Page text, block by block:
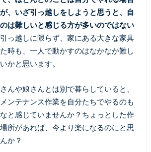
、いざ引っ越しをしようと思うと、自
は難しいと感じる方が多いのではない
っ越しに限らず、家にある大きな家具
時も、一人で動かすのはなかなか難し
かと思います。
んや娘さんとは別で暮らしていると、
ンテナンス作業を自分たちでやるのも
と感じていませんか？ちょっとした作
所があれば、今より楽になるのにと思
か？